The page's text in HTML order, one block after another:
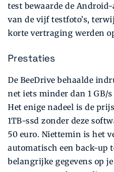
test bewaarde de
van de vijf testfoto’s,
korte vertraging werden
Prestaties
De BeeDrive behaalde
net iets minder dan 1 GB/
Het enige nadeel is de
1TB-ssd zonder deze
50 euro. Niettemin is het
automatisch een back-up
belangrijke gegevens op